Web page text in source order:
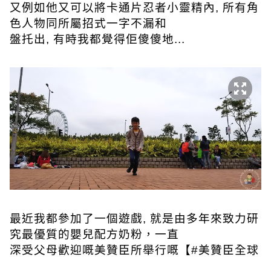
又例如他又可以將卡通片忍者小靈精內, 所有角
色人物同所屬招式一字不漏和
盤托出, 有時我都覺得佢傻傻地...
最近我都參加了一個遊戲, 就是由多年來致力研
究最優質的嬰兒配方奶粉，一直
深受父母歡迎嘅美贊臣所舉行嘅【#美贊臣全球